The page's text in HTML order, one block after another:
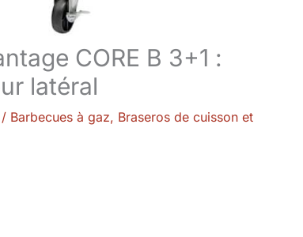
CORE B 3+1 :
latéral
/ Barbecues à gaz, Braseros de cuisson et